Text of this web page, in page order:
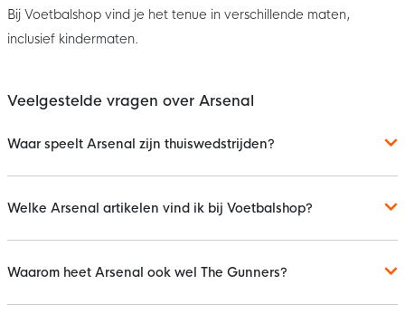
Bij Voetbalshop vind je het tenue in verschillende maten,
inclusief kindermaten.
Veelgestelde vragen over Arsenal
Waar speelt Arsenal zijn thuiswedstrijden?
Welke Arsenal artikelen vind ik bij Voetbalshop?
Waarom heet Arsenal ook wel The Gunners?